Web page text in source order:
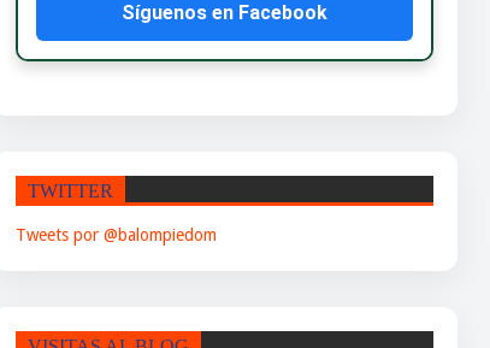
Síguenos en Facebook
TWITTER
Tweets por @balompiedom